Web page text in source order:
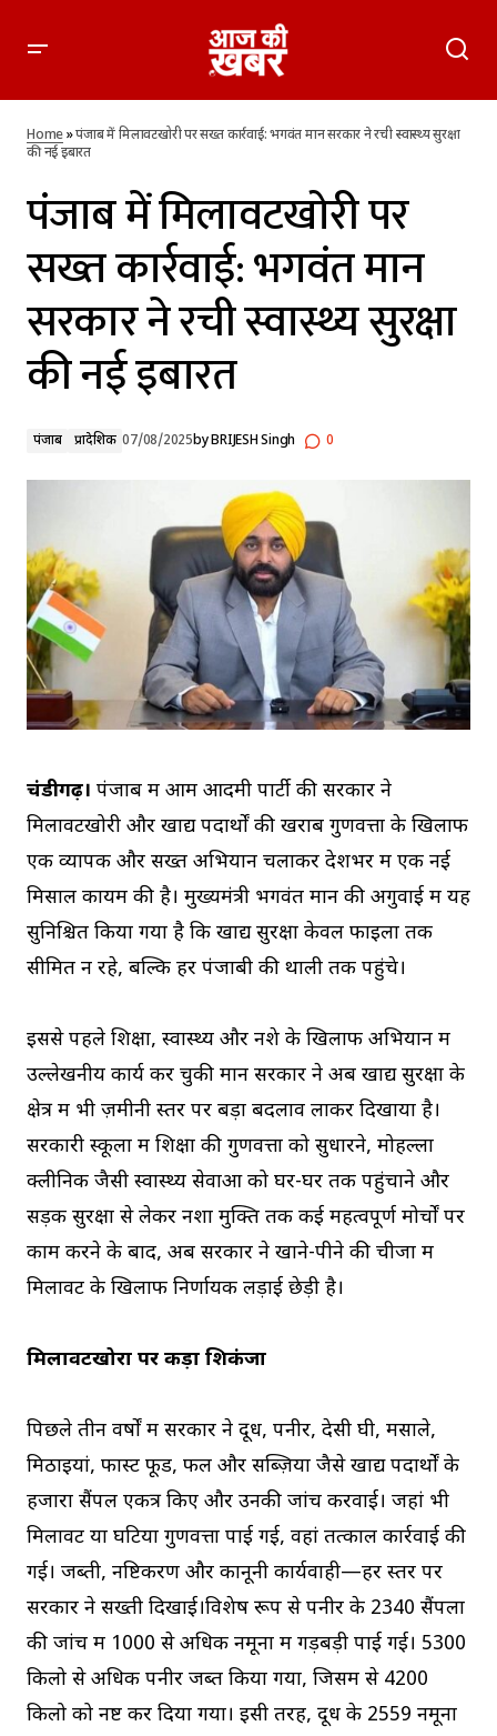
स्वास्थ्य सुरक्षा की नई इबारत
Home»पंजाब में मिलावटखोरी पर सख्त कार्रवाई: भगवंत मान सरकार ने रची स्वास्थ्य सुरक्षा
की नई इबारत
पंजाब में मिलावटखोरी पर
सख्त कार्रवाई: भगवंत मान
सरकार ने रची स्वास्थ्य सुरक्षा
की नई इबारत
पंजाब प्रादेशिक 07/08/2025byBRIJESH Singh 0
चंडीगढ़। पंजाब में आम आदमी पार्टी की सरकार ने
मिलावटखोरी और खाद्य पदार्थों की खराब गुणवत्ता के खिलाफ
एक व्यापक और सख्त अभियान चलाकर देशभर में एक नई
मिसाल कायम की है। मुख्यमंत्री भगवंत मान की अगुवाई में यह
सुनिश्चित किया गया है कि खाद्य सुरक्षा केवल फाइलों तक
सीमित न रहे, बल्कि हर पंजाबी की थाली तक पहुंचे।
इससे पहले शिक्षा, स्वास्थ्य और नशे के खिलाफ अभियान में
उल्लेखनीय कार्य कर चुकी मान सरकार ने अब खाद्य सुरक्षा के
क्षेत्र में भी ज़मीनी स्तर पर बड़ा बदलाव लाकर दिखाया है।
सरकारी स्कूलों में शिक्षा की गुणवत्ता को सुधारने, मोहल्ला
क्लीनिक जैसी स्वास्थ्य सेवाओं को घर-घर तक पहुंचाने और
सड़क सुरक्षा से लेकर नशा मुक्ति तक कई महत्वपूर्ण मोर्चों पर
काम करने के बाद, अब सरकार ने खाने-पीने की चीजों में
मिलावट के खिलाफ निर्णायक लड़ाई छेड़ी है।
मिलावटखोरों पर कड़ा शिकंजा
पिछले तीन वर्षों में सरकार ने दूध, पनीर, देसी घी, मसाले,
मिठाइयां, फास्ट फूड, फल और सब्ज़ियों जैसे खाद्य पदार्थों के
हजारों सैंपल एकत्र किए और उनकी जांच करवाई। जहां भी
मिलावट या घटिया गुणवत्ता पाई गई, वहां तत्काल कार्रवाई की
गई। जब्ती, नष्टिकरण और कानूनी कार्यवाही—हर स्तर पर
सरकार ने सख्ती दिखाई।विशेष रूप से पनीर के 2340 सैंपलों
की जांच में 1000 से अधिक नमूनों में गड़बड़ी पाई गई। 5300
किलो से अधिक पनीर जब्त किया गया, जिसमें से 4200
किलो को नष्ट कर दिया गया। इसी तरह, दूध के 2559 नमूनों